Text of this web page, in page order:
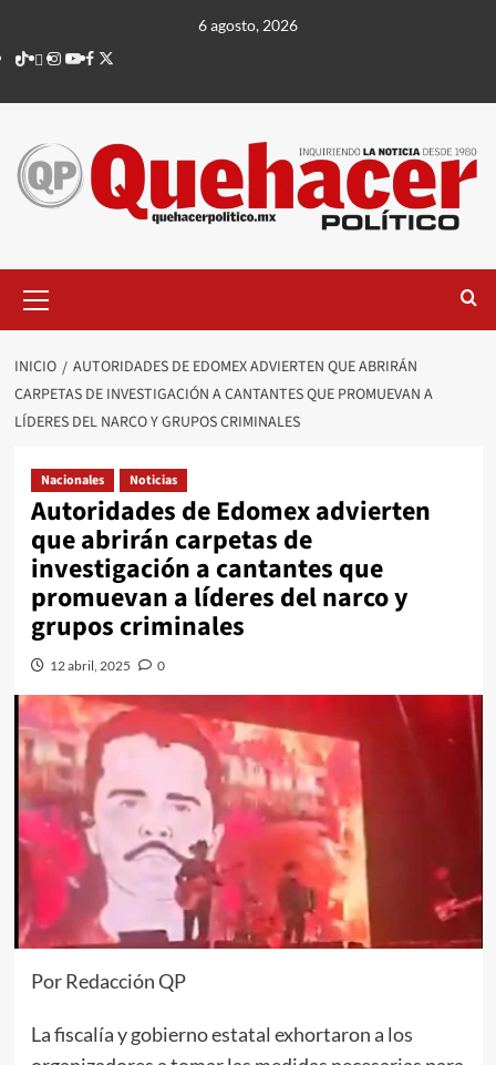
contenido
6 agosto, 2026
TikTok
threads
Instagram
Youtube
Facebook
X
principal
INICIO
AUTORIDADES DE EDOMEX ADVIERTEN QUE ABRIRÁN
CARPETAS DE INVESTIGACIÓN A CANTANTES QUE PROMUEVAN A
LÍDERES DEL NARCO Y GRUPOS CRIMINALES
Nacionales Noticias
Autoridades de Edomex advierten
que abrirán carpetas de
investigación a cantantes que
promuevan a líderes del narco y
grupos criminales
12 abril, 2025 0
Por Redacción QP
La fiscalía y gobierno estatal exhortaron a los